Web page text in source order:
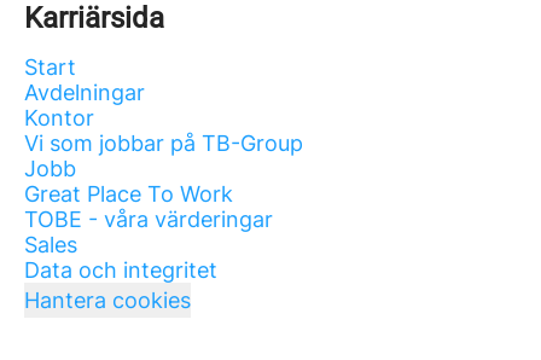
Karriärsida
Start
Avdelningar
Kontor
Vi som jobbar på TB-Group
Jobb
Great Place To Work
TOBE - våra värderingar
Sales
Data och integritet
Hantera cookies